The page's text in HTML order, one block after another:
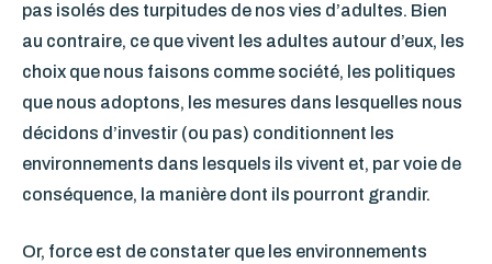
pas isolés des turpitudes de nos vies d’adultes. Bien
au contraire, ce que vivent les adultes autour d’eux, les
choix que nous faisons comme société, les politiques
que nous adoptons, les mesures dans lesquelles nous
décidons d’investir (ou pas) conditionnent les
environnements dans lesquels ils vivent et, par voie de
conséquence, la manière dont ils pourront grandir.
Or, force est de constater que les environnements